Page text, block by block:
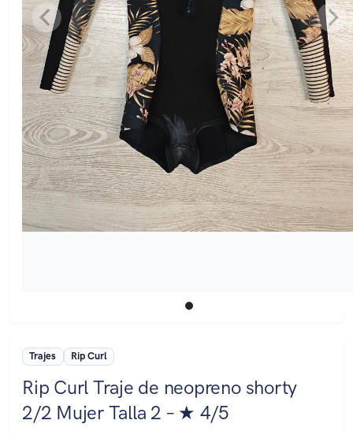
Trajes Rip Curl
Rip Curl Traje de neopreno shorty
2/2 Mujer Talla 2 – ★ 4/5